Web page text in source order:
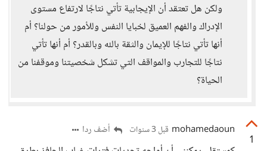
ولكن هل تعتقد أن الإيجابية تأتي نتاجًا لارتفاع مستوى
الإدراك والفهم العميق لخبايا النفس وللأمور من حولنا؟ أم
أنها تأتي نتاجًا للإيمان والثقة بالله وبالقدر؟ أم أنها تأتي
نتاجًا للتجارب والمواقف التي تشكل شخصيتنا وموقفنا من
الحياة؟
1
mohamedaoun قبل 3 سنوات أضف ردا